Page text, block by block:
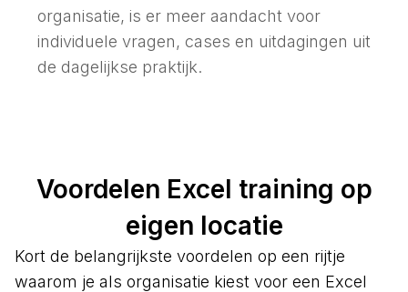
organisatie, is er meer aandacht voor
individuele vragen, cases en uitdagingen uit
de dagelijkse praktijk.
Voordelen Excel training op
eigen locatie
Kort de belangrijkste voordelen op een rijtje
waarom je als organisatie kiest voor een Excel